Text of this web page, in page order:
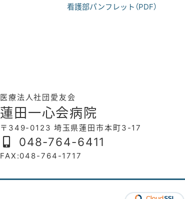
看護部パンフレット（PDF）
医療法人社団愛友会
蓮田一心会病院
〒349-0123 埼玉県蓮田市本町3-17
048-764-6411
FAX:048-764-1717